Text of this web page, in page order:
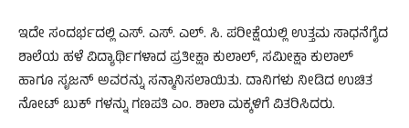
ಇದೇ ಸಂದರ್ಭದಲ್ಲಿ ಎಸ್. ಎಸ್. ಎಲ್. ಸಿ. ಪರೀಕ್ಷೆಯಲ್ಲಿ ಉತ್ತಮ ಸಾಧನೆಗೈದ
ಶಾಲೆಯ ಹಳೆ ವಿದ್ಯಾರ್ಥಿಗಳಾದ ಪ್ರತೀಕ್ಷಾ ಕುಲಾಲ್, ಸಮೀಕ್ಷಾ ಕುಲಾಲ್
ಹಾಗೂ ಸೃಜನ್ ಅವರನ್ನು ಸನ್ಮಾನಿಸಲಾಯಿತು. ದಾನಿಗಳು ನೀಡಿದ ಉಚಿತ
ನೋಟ್ ಬುಕ್ ಗಳನ್ನು ಗಣಪತಿ ಎಂ. ಶಾಲಾ ಮಕ್ಕಳಿಗೆ ವಿತರಿಸಿದರು.